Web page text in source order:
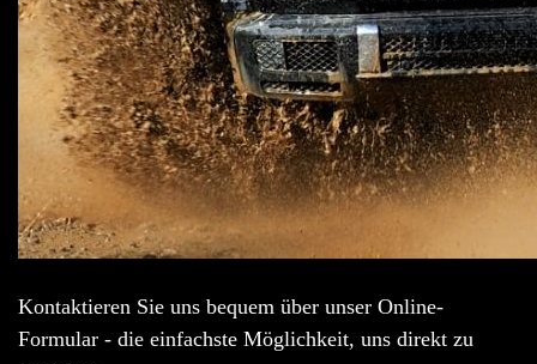
Kontaktieren Sie uns bequem über unser Online-
Formular - die einfachste Möglichkeit, uns direkt zu